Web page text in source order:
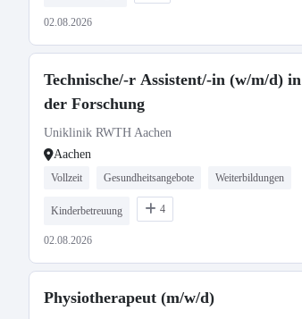
02.08.2026
Technische/-r Assistent/-in (w/m/d) in
der Forschung
Uniklinik RWTH Aachen
Aachen
Vollzeit Gesundheitsangebote Weiterbildungen
Kinderbetreuung 4
02.08.2026
Physiotherapeut (m/w/d)